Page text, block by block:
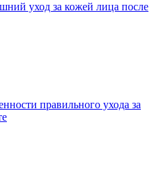
уход за кожей лица после
правильного ухода за